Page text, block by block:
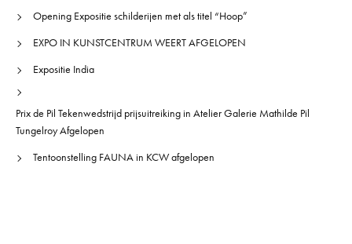
Opening Expositie schilderijen met als titel “Hoop”
EXPO IN KUNSTCENTRUM WEERT AFGELOPEN
Expositie India
Prix de Pil Tekenwedstrijd prijsuitreiking in Atelier Galerie Mathilde Pil
Tungelroy Afgelopen
Tentoonstelling FAUNA in KCW afgelopen